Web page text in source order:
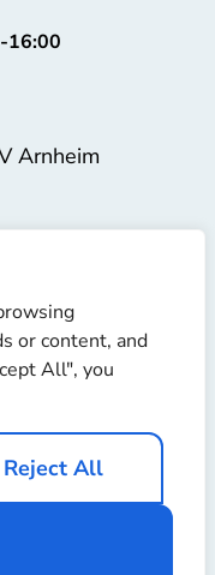
or content, and
All", you
Reject All
16:00
Arnheim
Alle Rechte